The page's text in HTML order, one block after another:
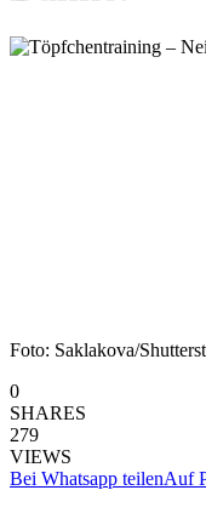
Foto: Saklakova/
0
SHARES
279
VIEWS
Bei Whatsapp teilenAuf